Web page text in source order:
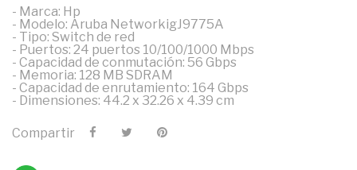
- Marca: Hp
- Modelo: Aruba NetworkigJ9775A
- Tipo: Switch de red
- Puertos: 24 puertos 10/100/1000 Mbps
- Capacidad de conmutación: 56 Gbps
- Memoria: 128 MB SDRAM
- Capacidad de enrutamiento: 164 Gbps
- Dimensiones: 44.2 x 32.26 x 4.39 cm
Compartir